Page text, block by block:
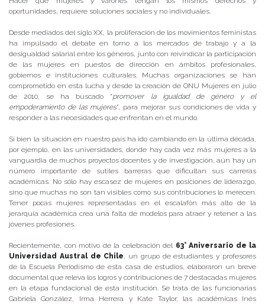
oportunidades, requiere soluciones sociales y no individuales.
Desde mediados del siglo XX, la proliferación de los movimientos feministas
ha impulsado el debate en torno a los mercados de trabajo y a la
desigualdad salarial entre los géneros, junto con reivindicar la participación
de las mujeres en puestos de dirección en ámbitos profesionales,
gobiernos e instituciones culturales. Muchas organizaciones se han
comprometido en esta lucha y desde la creación de ONU Mujeres en julio
de 2010, se ha buscado “promover la igualdad de género y el
empoderamiento de las mujeres”, para mejorar sus condiciones de vida y
responder a las necesidades que enfrentan en el mundo.
Si bien la situación en nuestro país ha ido cambiando en la última década,
por ejemplo, en las universidades, donde hay cada vez más mujeres a la
vanguardia de muchos proyectos docentes y de investigación, aún hay un
número importante de sutiles barreras que dificultan sus carreras
académicas. No sólo hay escasez de mujeres en posiciones de liderazgo,
sino que muchas no son tan visibles como sus contribuciones lo merecen.
Tener pocas mujeres representadas en el escalafón más alto de la
jerarquía académica crea una falta de modelos para atraer y retener a las
jóvenes profesiones.
Recientemente, con motivo de la celebración del 63° Aniversario de la
Universidad Austral de Chile, un grupo de estudiantes y profesores
de la Escuela Periodismo de esta casa de estudios, elaboraron un breve
documental que releva los logros y contribuciones de 7 destacadas mujeres
en la etapa fundacional de esta institución. Se trata de las funcionarias
Gabriela González, Irma Herrera y Kate Taylor; las académicas Inés